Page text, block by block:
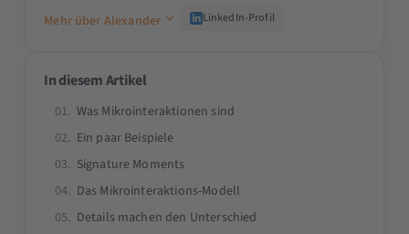
den 90er Jahren prägt er die Branche und
TÜV, ADAC oder Mercedes Benz. Als Dozent
OMR teilt er sein Praxiswissen. Alexander
begeistert durch seine Fähigkeit, komplexe
Mehr über Alexander LinkedIn-Profil
In diesem Artikel
Was Mikrointeraktionen sind
Ein paar Beispiele
Signature Moments
Das Mikrointeraktions-Modell
Details machen den Unterschied